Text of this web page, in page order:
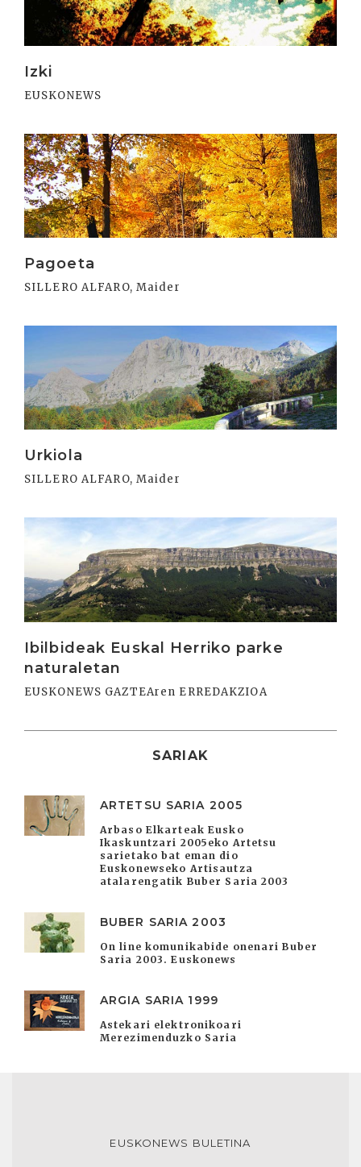
Izki
EUSKONEWS
Pagoeta
SILLERO ALFARO, Maider
Irakurri
Urkiola
SILLERO ALFARO, Maider
Ibilbideak Euskal Herriko parke
naturaletan
EUSKONEWS GAZTEAren ERREDAKZIOA
Irakurri
SARIAK
ARTETSU SARIA 2005
Arbaso Elkarteak Eusko
Ikaskuntzari 2005eko Artetsu
sarietako bat eman dio
Euskonewseko Artisautza
atalarengatik Buber Saria 2003
BUBER SARIA 2003
On line komunikabide onenari Buber
Saria 2003. Euskonews
ARGIA SARIA 1999
Astekari elektronikoari
Merezimenduzko Saria
EUSKONEWS BULETINA